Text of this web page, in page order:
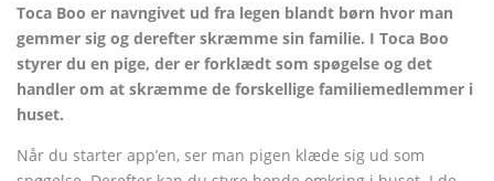
Toca Boo er navngivet ud fra legen blandt børn hvor man
gemmer sig og derefter skræmme sin familie. I Toca Boo
styrer du en pige, der er forklædt som spøgelse og det
handler om at skræmme de forskellige familiemedlemmer i
huset.
Når du starter app’en, ser man pigen klæde sig ud som